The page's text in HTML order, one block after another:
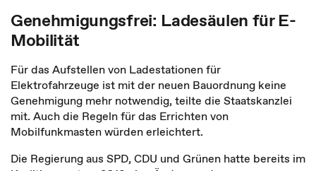
Genehmigungsfrei: Ladesäulen für E-
Mobilität
Für das Aufstellen von Ladestationen für
Elektrofahrzeuge ist mit der neuen Bauordnung keine
Genehmigung mehr notwendig, teilte die Staatskanzlei
mit. Auch die Regeln für das Errichten von
Mobilfunkmasten würden erleichtert.
Die Regierung aus SPD, CDU und Grünen hatte bereits im